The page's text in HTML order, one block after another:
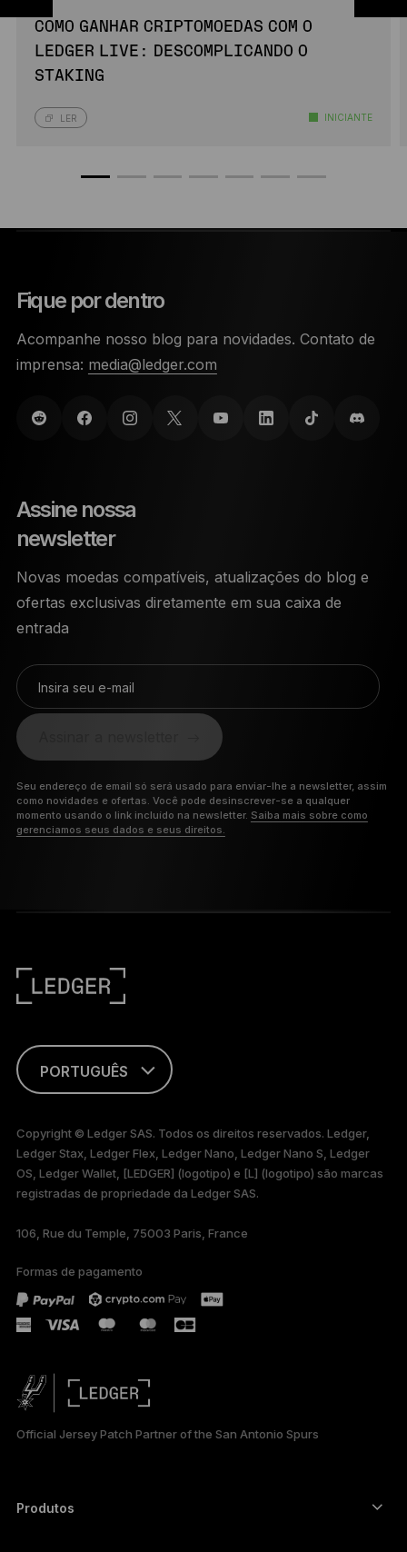
COMO GANHAR CRIPTOMOEDAS COM O
LEDGER LIVE: DESCOMPLICANDO O
STAKING
LER INICIANTE
Fique por dentro
Acompanhe nosso blog para novidades. Contato de
imprensa: media@ledger.com
Assine nossa
newsletter
Novas moedas compatíveis, atualizações do blog e
ofertas exclusivas diretamente em sua caixa de
entrada
Insira seu e-mail
Seu endereço de email só será usado para enviar-lhe a newsletter, assim
como novidades e ofertas. Você pode desinscrever-se a qualquer
momento usando o link incluído na newsletter. Saiba mais sobre como
gerenciamos seus dados e seus direitos.
PORTUGUÊS
FRANÇAIS
TÜRKÇE
DEUTSCH
ESPAÑOL
РУССКИЙ
日本語
Copyright © Ledger SAS. Todos os direitos reservados. Ledger,
Ledger Stax, Ledger Flex, Ledger Nano, Ledger Nano S, Ledger
OS, Ledger Wallet, [LEDGER] (logotipo) e [L] (logotipo) são marcas
registradas de propriedade da Ledger SAS.
106, Rue du Temple, 75003 Paris, France
Formas de pagamento
Official Jersey Patch Partner of the San Antonio Spurs
Produtos